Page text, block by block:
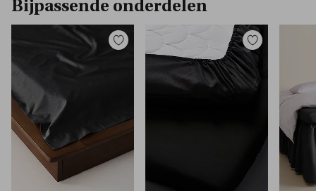
Bijpassende onderdelen
Toevoegen
Toevoegen
aan
favorieten